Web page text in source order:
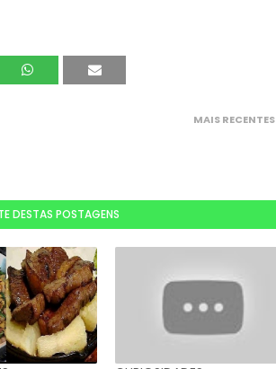
MAIS RECENTES
DESTAS POSTAGENS